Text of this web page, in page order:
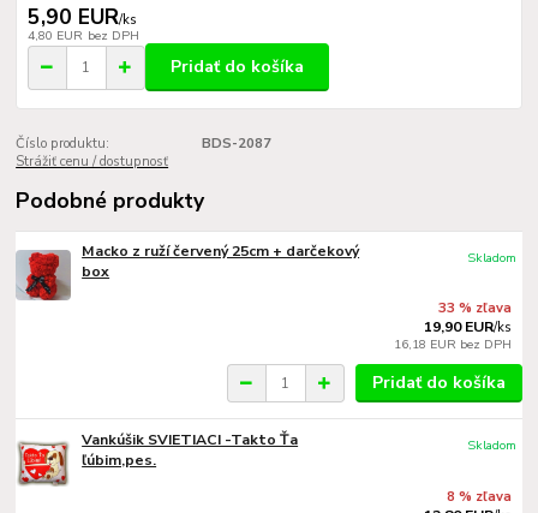
5,90 EUR/ks
4,80 EUR bez DPH
Pridať do košíka
Číslo produktu:
BDS-2087
Strážiť cenu / dostupnosť
Podobné produkty
Macko z ruží červený 25cm + darčekový
box
33 % zľava
19,90 EUR/ks
16,18 EUR bez DPH
Skladom
Pridať do košíka
Vankúšik SVIETIACI -Takto Ťa
ľúbim,pes.
8 % zľava
Skladom